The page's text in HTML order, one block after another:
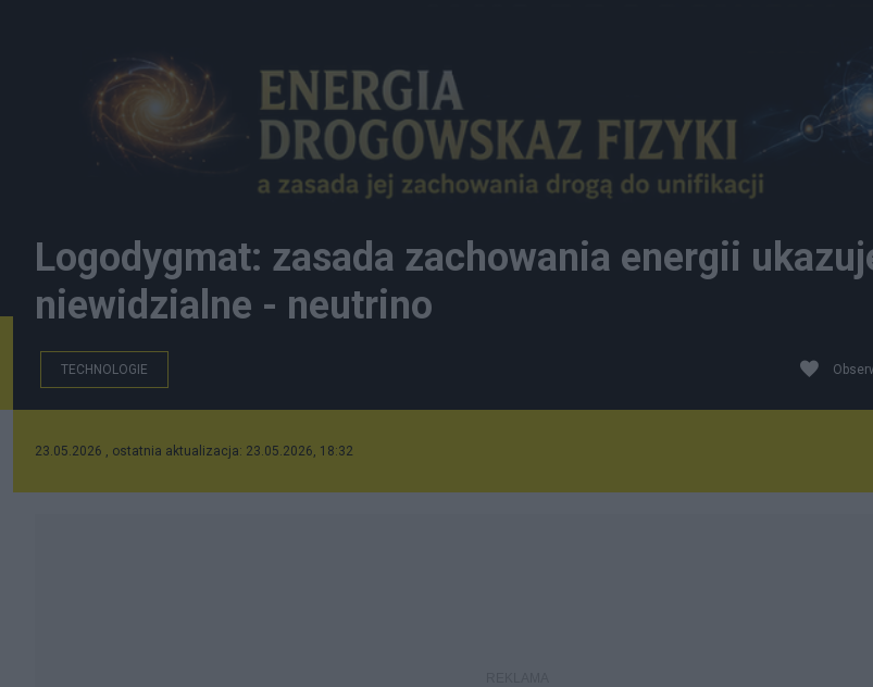
Logodygmat: zasada zachowania energii
niewidzialne - neutrino
TECHNOLOGIE
23.05.2026 , ostatnia aktualizacja: 23.05.2026, 18:32